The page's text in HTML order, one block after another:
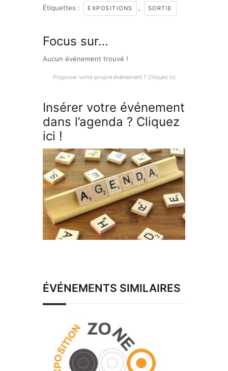
Étiquettes : EXPOSITIONS , SORTIE
Focus sur…
Aucun événement trouvé !
Proposer votre propre événement ? Cliquez ici
Insérer votre événement
dans l’agenda ? Cliquez
ici !
ÉVÉNEMENTS SIMILAIRES